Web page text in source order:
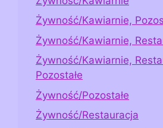
Żywność/Kawiarnie,
Żywność/Kawiarnie,
Żywność/Kawiarnie,
Pozostałe
Żywność/Pozostałe
Żywność/Restauracja